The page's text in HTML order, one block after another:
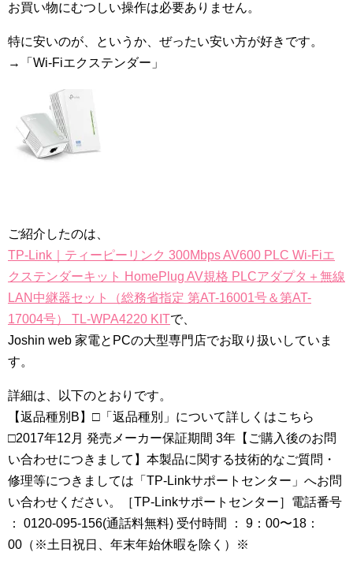
お買い物にむつしい操作は必要ありません。
特に安いのが、というか、ぜったい安い方が好きです。
→「Wi-Fiエクステンダー」
ご紹介したのは、
TP-Link｜ティーピーリンク 300Mbps AV600 PLC Wi-Fiエ
クステンダーキット HomePlug AV規格 PLCアダプタ＋無線
LAN中継器セット（総務省指定 第AT-16001号＆第AT-
17004号） TL-WPA4220 KITで、
Joshin web 家電とPCの大型専門店でお取り扱いしていま
す。
詳細は、以下のとおりです。
【返品種別B】□「返品種別」について詳しくはこちら
□2017年12月 発売メーカー保証期間 3年【ご購入後のお問
い合わせにつきまして】本製品に関する技術的なご質問・
修理等につきましては「TP-Linkサポートセンター」へお問
い合わせください。［TP-Linkサポートセンター］電話番号
： 0120-095-156(通話料無料) 受付時間 ： 9：00〜18：
00（※土日祝日、年末年始休暇を除く）※